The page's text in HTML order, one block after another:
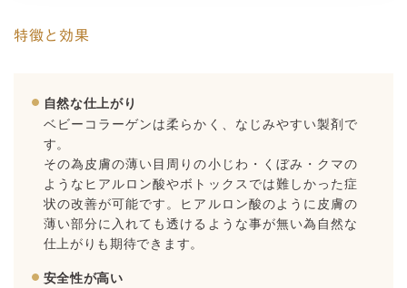
特徴と効果
自然な仕上がり
ベビーコラーゲンは柔らかく、なじみやすい製剤で
す。
その為皮膚の薄い目周りの小じわ・くぼみ・クマの
ようなヒアルロン酸やボトックスでは難しかった症
状の改善が可能です。ヒアルロン酸のように皮膚の
薄い部分に入れても透けるような事が無い為自然な
仕上がりも期待できます。
安全性が高い